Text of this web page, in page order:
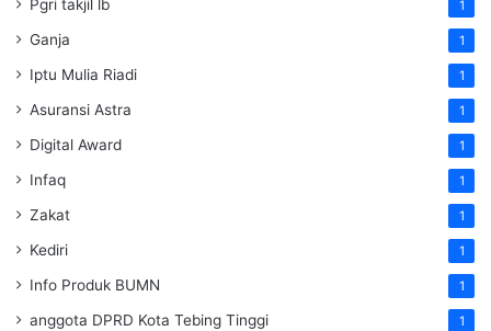
Pgri takjil lb 1
Ganja 1
Iptu Mulia Riadi 1
Asuransi Astra 1
Digital Award 1
Infaq 1
Zakat 1
Kediri 1
Info Produk BUMN 1
anggota DPRD Kota Tebing Tinggi 1